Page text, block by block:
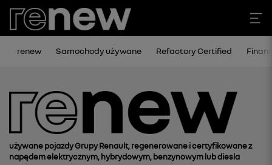
renew Samochody używane Refactory Certified
używane pojazdy Grupy Renault, regenerowane i certyfikowane z
napędem elektrycznym, hybrydowym, benzynowym lub diesla